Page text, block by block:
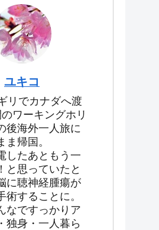
ユキコ
リでカナダへ渡
ワーキングホリ
後海外一人旅に
ま帰国。
したあともう一
と思っていたと
に聴神経腫瘍が
術することに。
なですっかりア
独身・一人暮ら